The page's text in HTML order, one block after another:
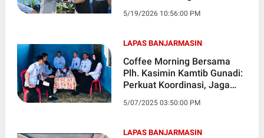
Keterampilan Produktif
5/19/2026 10:56:00 PM
LAPAS BANJARMASIN
Coffee Morning Bersama
Plh. Kasimin Kamtib Gunadi:
Perkuat Koordinasi, Jaga
5/07/2025 03:50:00 PM
LAPAS BANJARMASIN